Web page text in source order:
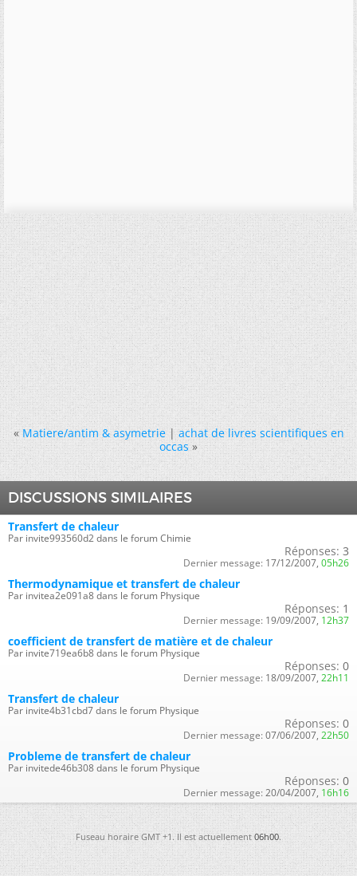
« Matiere/antim & asymetrie|achat de livres scientifiques en
occas »
DISCUSSIONS SIMILAIRES
Transfert de chaleur
Par invite993560d2 dans le forum Chimie
Réponses: 3
Dernier message: 17/12/2007, 05h26
Thermodynamique et transfert de chaleur
Par invitea2e091a8 dans le forum Physique
Réponses: 1
Dernier message: 19/09/2007, 12h37
coefficient de transfert de matière et de chaleur
Par invite719ea6b8 dans le forum Physique
Réponses: 0
Dernier message: 18/09/2007, 22h11
Transfert de chaleur
Par invite4b31cbd7 dans le forum Physique
Réponses: 0
Dernier message: 07/06/2007, 22h50
Probleme de transfert de chaleur
Par invitede46b308 dans le forum Physique
Réponses: 0
Dernier message: 20/04/2007, 16h16
Fuseau horaire GMT +1. Il est actuellement06h00.